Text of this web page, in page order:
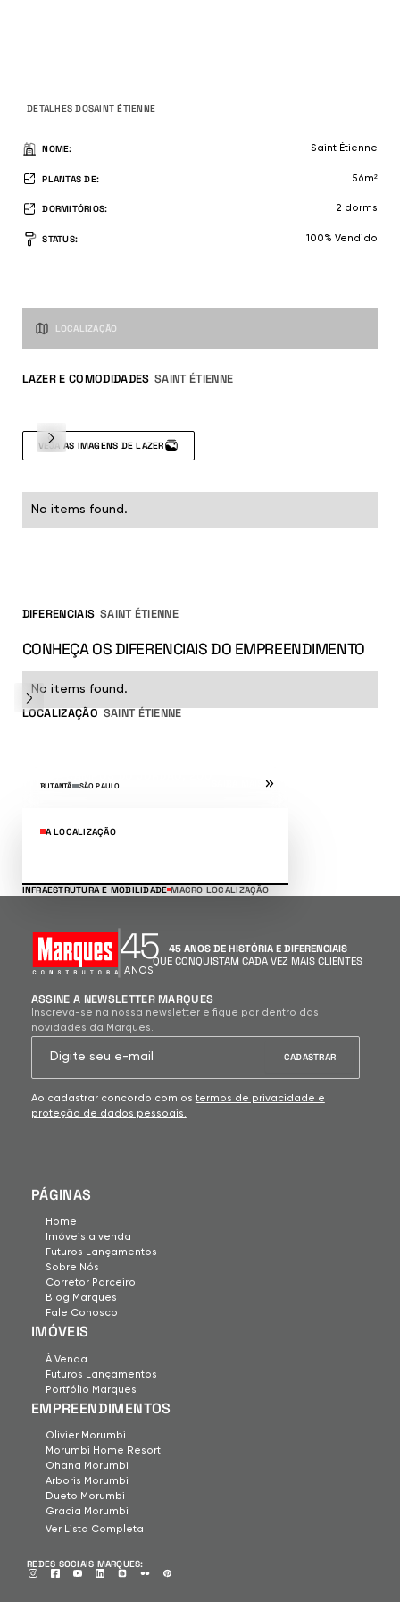
DETALHES DOSAINT ÉTIENNE
NOME: Saint Étienne
PLANTAS DE: 56m²
DORMITÓRIOS: 2 dorms
STATUS: 100% Vendido
LOCALIZAÇÃO
LAZER E COMODIDADES SAINT ÉTIENNE
VEJA AS IMAGENS DE LAZER
No items found.
DIFERENCIAIS DE LAZER E COMODIDADE
DIFERENCIAIS SAINT ÉTIENNE
CONHEÇA OS DIFERENCIAIS DO EMPREENDIMENTO
No items found.
LOCALIZAÇÃO SAINT ÉTIENNE
BUTANTÃ SÃO PAULO
A LOCALIZAÇÃO
INFRAESTRUTURA E MOBILIDADE MACRO LOCALIZAÇÃO
45
ANOS
45 ANOS DE HISTÓRIA E DIFERENCIAIS
QUE CONQUISTAM CADA VEZ MAIS CLIENTES
ASSINE A NEWSLETTER MARQUES
Inscreva-se na nossa newsletter e fique por dentro das
novidades da Marques.
Ao cadastrar concordo com os termos de privacidade e
proteção de dados pessoais.
PÁGINAS
Home
Imóveis a venda
Futuros Lançamentos
Sobre Nós
Corretor Parceiro
Blog Marques
Fale Conosco
IMÓVEIS
À Venda
Futuros Lançamentos
Portfólio Marques
EMPREENDIMENTOS
Olivier Morumbi
Morumbi Home Resort
Ohana Morumbi
Arboris Morumbi
Dueto Morumbi
Gracia Morumbi
Ver Lista Completa
REDES SOCIAIS MARQUES:
Instagram Marques
Facebook Marques
Youtube Marques
Linkedin Marques
Blog Marques
Flickr Marques
Pintrest Marques